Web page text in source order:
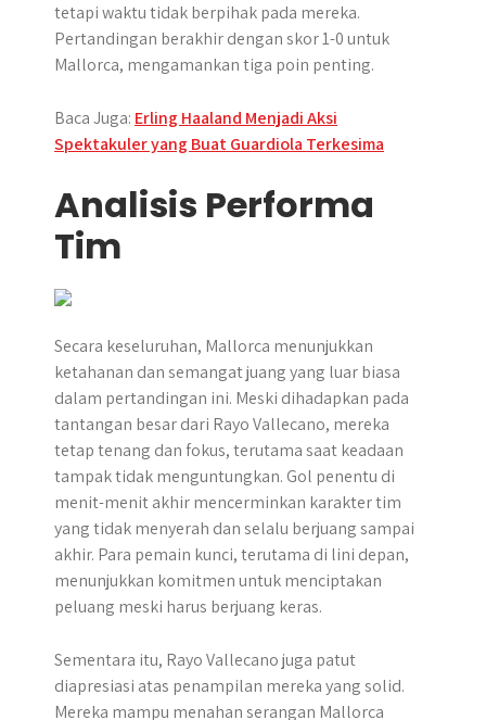
tetapi waktu tidak berpihak pada mereka.
Pertandingan berakhir dengan skor 1-0 untuk
Mallorca, mengamankan tiga poin penting.
Baca Juga: Erling Haaland Menjadi Aksi
Spektakuler yang Buat Guardiola Terkesima
Analisis Performa
Tim
Secara keseluruhan, Mallorca menunjukkan
ketahanan dan semangat juang yang luar biasa
dalam pertandingan ini. Meski dihadapkan pada
tantangan besar dari Rayo Vallecano, mereka
tetap tenang dan fokus, terutama saat keadaan
tampak tidak menguntungkan. Gol penentu di
menit-menit akhir mencerminkan karakter tim
yang tidak menyerah dan selalu berjuang sampai
akhir. Para pemain kunci, terutama di lini depan,
menunjukkan komitmen untuk menciptakan
peluang meski harus berjuang keras.
Sementara itu, Rayo Vallecano juga patut
diapresiasi atas penampilan mereka yang solid.
Mereka mampu menahan serangan Mallorca